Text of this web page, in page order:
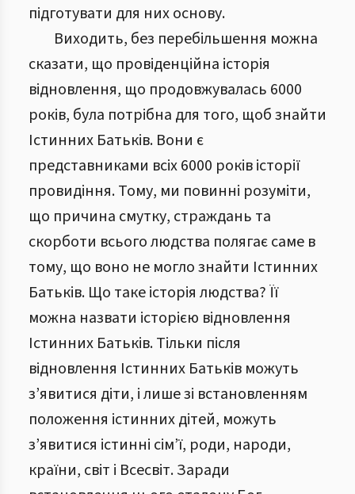
підготувати для них основу.
Виходить, без перебільшення можна
сказати, що провіденційна історія
відновлення, що продовжувалась 6000
років, була потрібна для того, щоб знайти
Істинних Батьків. Вони є
представниками всіх 6000 років історії
провидіння. Тому, ми повинні розуміти,
що причина смутку, страждань та
скорботи всього людства полягає саме в
тому, що воно не могло знайти Істинних
Батьків. Що таке історія людства? Її
можна назвати історією відновлення
Істинних Батьків. Тільки після
відновлення Істинних Батьків можуть
з’явитися діти, і лише зі встановленням
положення істинних дітей, можуть
з’явитися істинні сім’ї, роди, народи,
країни, світ і Всесвіт. Заради